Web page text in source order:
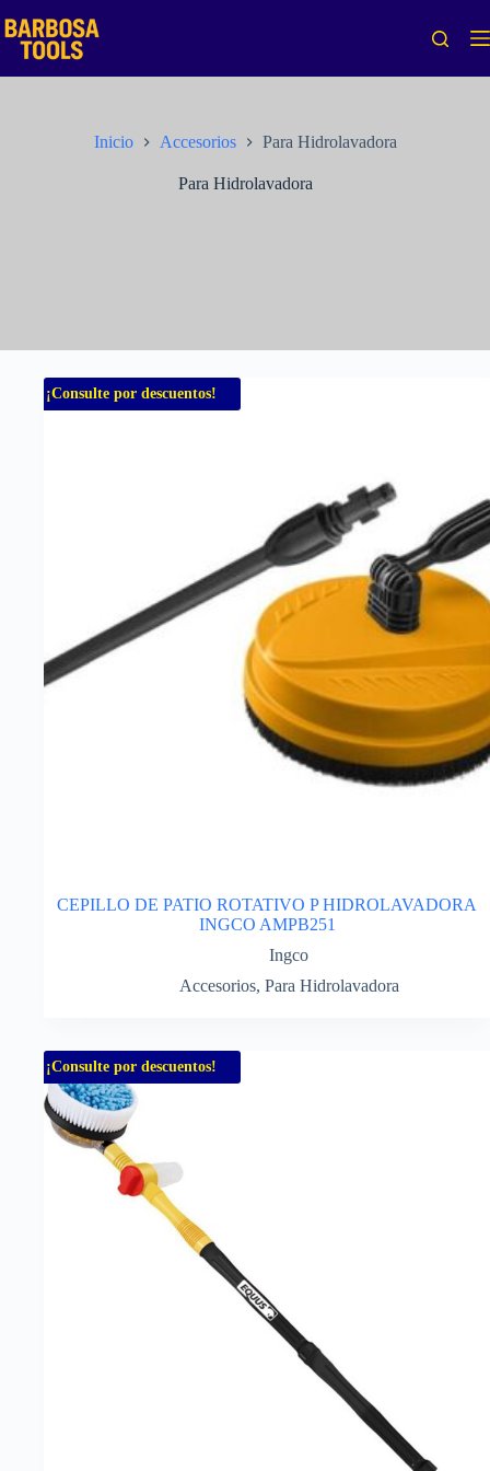
al
contenido
Inicio Accesorios Para Hidrolavadora
Para Hidrolavadora
¡Consulte por descuentos!
CEPILLO DE PATIO ROTATIVO P HIDROLAVADORA
INGCO AMPB251
Ingco
Accesorios, Para Hidrolavadora
¡Consulte por descuentos!